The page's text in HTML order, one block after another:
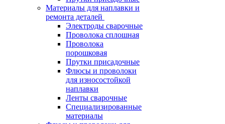
Материалы для наплавки и
ремонта деталей
Электроды сварочные
Проволока сплошная
Проволока
порошковая
Прутки присадочные
Флюсы и проволоки
для износостойкой
наплавки
Ленты сварочные
Специализированные
материалы